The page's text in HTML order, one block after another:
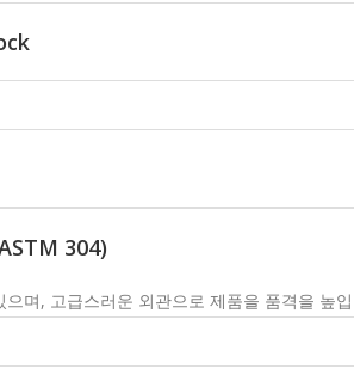
304)
며, 고급스러운 외관으로 제품을 품격을 높